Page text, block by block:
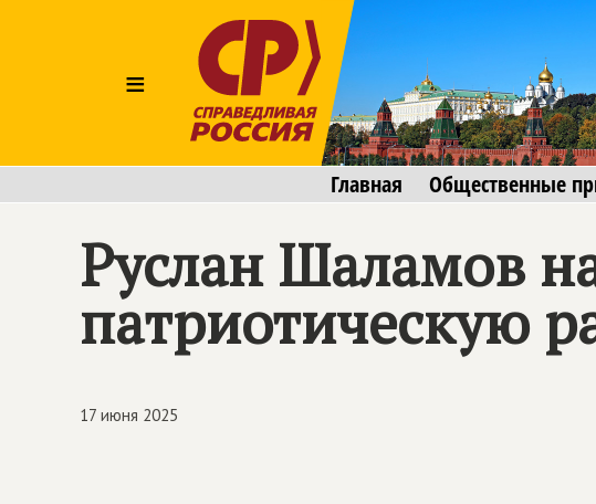
≡
Главная Общественные
Руслан Шаламов
патриотическую
17 июня 2025